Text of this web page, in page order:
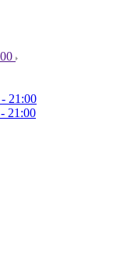
21:00
21:00